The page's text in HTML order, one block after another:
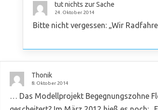
tut nichts zur Sache
24. Oktober 2014
Bitte nicht vergessen: „Wir
Thonik
8. Oktober 2014
… Das Modellprojekt Begegnungszohne